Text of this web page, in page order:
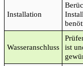
Installation
Wasseranschluss
ist